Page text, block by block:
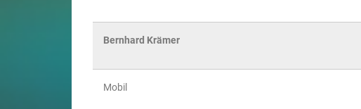
Bernhard Krämer
Mobil